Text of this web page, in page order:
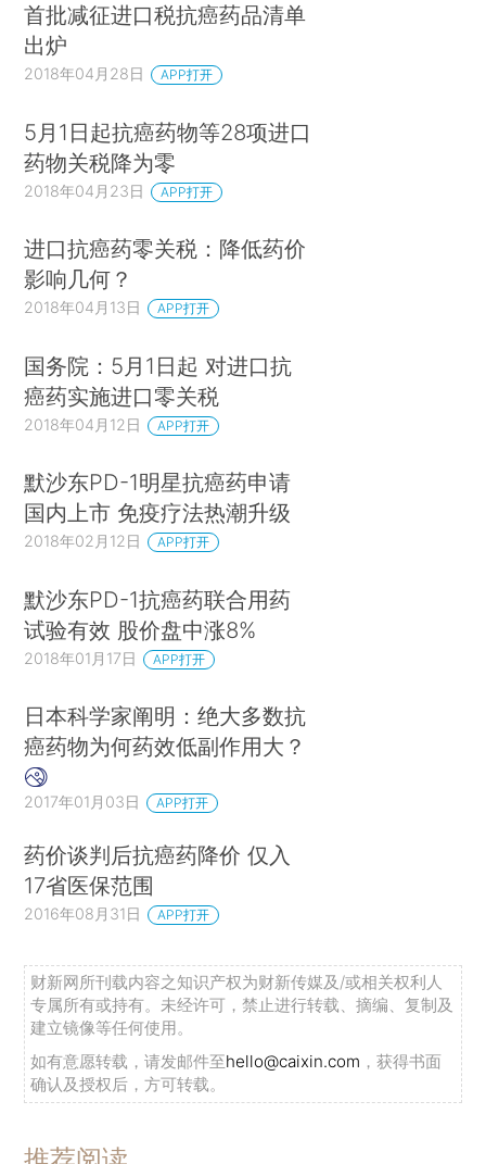
首批减征进口税抗癌药品清单
出炉
2018年04月28日 APP打开
5月1日起抗癌药物等28项进口
药物关税降为零
2018年04月23日 APP打开
进口抗癌药零关税：降低药价
影响几何？
2018年04月13日 APP打开
国务院：5月1日起 对进口抗
癌药实施进口零关税
2018年04月12日 APP打开
默沙东PD-1明星抗癌药申请
国内上市 免疫疗法热潮升级
2018年02月12日 APP打开
默沙东PD-1抗癌药联合用药
试验有效 股价盘中涨8%
2018年01月17日 APP打开
日本科学家阐明：绝大多数抗
癌药物为何药效低副作用大？
2017年01月03日 APP打开
药价谈判后抗癌药降价 仅入
17省医保范围
2016年08月31日 APP打开
财新网所刊载内容之知识产权为财新传媒及/或相关权利人
专属所有或持有。未经许可，禁止进行转载、摘编、复制及
建立镜像等任何使用。
如有意愿转载，请发邮件至hello@caixin.com ，获得书面
确认及授权后，方可转载。